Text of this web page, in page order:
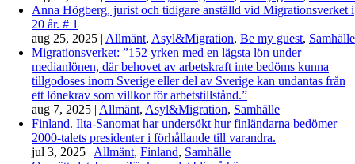
Anna Högberg, jurist och tidigare anställd vid Migrationsverket i
20 år. # 1
aug 25, 2025 | Allmänt, Asyl&Migration, Be my guest, Samhälle
Migrationsverket: ”152 yrken med en lägsta lön under
medianlönen, där behovet av arbetskraft inte bedöms kunna
tillgodoses inom Sverige eller del av Sverige kan undantas från
ett lönekrav som villkor för arbetstillstånd.”
aug 7, 2025 | Allmänt, Asyl&Migration, Samhälle
Finland. Ilta-Sanomat har undersökt hur finländarna bedömer
2000-talets presidenter i förhållande till varandra.
jul 3, 2025 | Allmänt, Finland, Samhälle